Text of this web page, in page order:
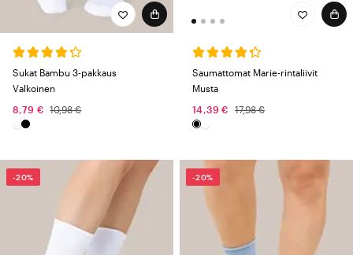
Sukat Bambu 3-pakkaus
Valkoinen
8,79 €
10,98 €
Saumattomat Marie-rintaliivit
Musta
14,39 €
17,98 €
-20% -20%